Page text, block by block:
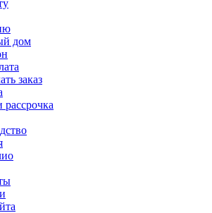
дом
заказ
рассрочка